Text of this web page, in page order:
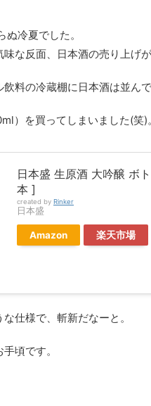
冷夏でした。
な反面、日本酒の売り上げが
料の冷蔵棚に日本酒は並んで
）を買ってしまいました(笑)。
日本盛 生原酒 大吟醸 ボ
本 ]
created by Rinker
日本盛
Amazon 楽天市場
仕様で、斬新だなーと。
頃です。